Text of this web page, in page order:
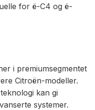
for ë-C4 og ë-
i premiumsegmentet
Citroën-modeller.
kan gi
systemer.